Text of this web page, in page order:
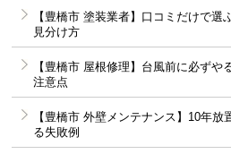
【豊橋市 塗装業者】口コミだけで
見分け方
【豊橋市 屋根修理】台風前に必ず
注意点
【豊橋市 外壁メンテナンス】10年
る失敗例